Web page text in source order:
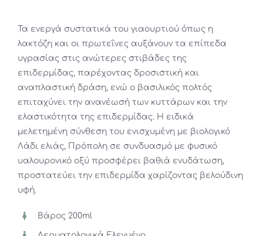
Τα ενεργά συστατικά του γιαουρτιού όπως η
λακτόζη και οι πρωτεΐνες αυξάνουν τα επίπεδα
υγρασίας στις ανώτερες στιβάδες της
επιδερμίδας, παρέχοντας δροσιστική και
αναπλαστική δράση, ενώ ο βασιλικός πολτός
επιταχύνει την ανανέωσή των κυττάρων και την
ελαστικότητα της επιδερμίδας. Η ειδικά
μελετημένη σύνθεση του ενισχυμένη με βιολογικό
Λάδι ελιάς, Πρόπολη σε συνδυασμό με φυσικό
υαλουρονικό οξύ προσφέρει βαθιά ενυδάτωση,
προστατεύει την επιδερμίδα χαρίζοντας βελούδινη
υφή.
Βάρος 200ml